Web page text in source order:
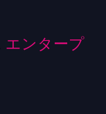
エンタープ